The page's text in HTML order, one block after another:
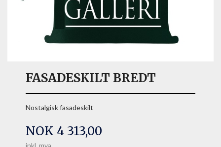
FASADESKILT BREDT
Nostalgisk fasadeskilt
Pris
NOK 4 313,00